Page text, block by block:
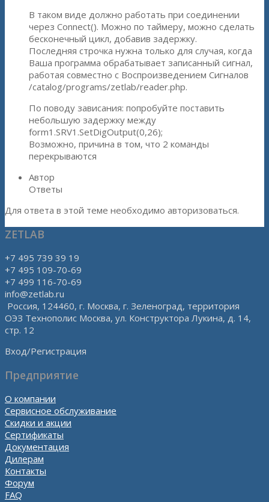
В таком виде должно работать при соединении
через Connect(). Можно по таймеру, можно сделать
бесконечный цикл, добавив задержку.
Последняя строчка нужна только для случая, когда
Ваша программа обрабатывает записанный сигнал,
работая совместно с Воспроизведением Сигналов
/catalog/programs/zetlab/reader.php.
По поводу зависания: попробуйте поставить
небольшую задержку между
form1.SRV1.SetDigOutput(0,26);
Возможно, причина в том, что 2 команды
перекрываются
Автор
Ответы
Для ответа в этой теме необходимо авторизоваться.
ZETLAB
+7 495 739 39 19
+7 495 109-70-69
+7 499 116-70-69
info@zetlab.ru
Россия, 124460, г. Москва, г. Зеленоград, территория
ОЭЗ Технополис Москва, ул. Конструктора Лукина, д. 14,
стр. 12
Вход/Регистрация
Предприятие
О компании
Сервисное обслуживание
Скидки и акции
Сертификаты
Документация
Дилерам
Контакты
Форум
FAQ